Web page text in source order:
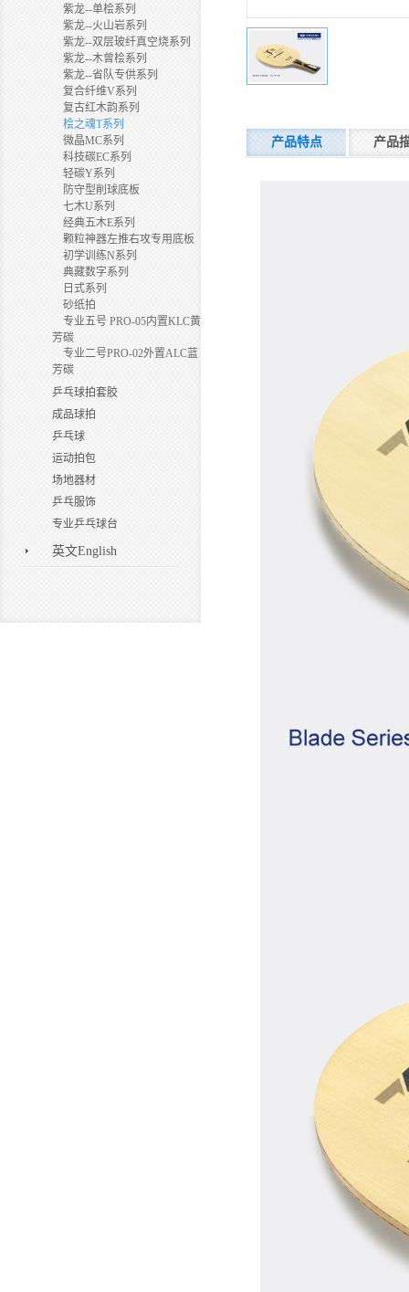
紫龙--单桧系列
紫龙--火山岩系列
紫龙--双层玻纤真空烧系列
紫龙--木曾桧系列
紫龙--省队专供系列
复合纤维V系列
复古红木韵系列
桧之魂T系列
微晶MC系列
科技碳EC系列
轻碳Y系列
防守型削球底板
七木U系列
经典五木E系列
颗粒神器左推右攻专用底板
初学训练N系列
典藏数字系列
日式系列
砂纸拍
专业五号 PRO-05内置KLC黄
芳碳
专业二号PRO-02外置ALC蓝
芳碳
乒乓球拍套胶
成品球拍
乒乓球
运动拍包
场地器材
乒乓服饰
专业乒乓球台
英文English
产品特点 产品